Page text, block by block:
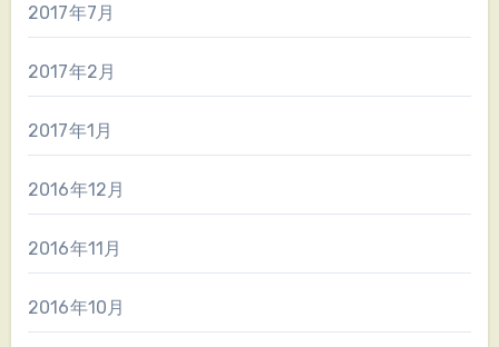
2017年7月
2017年2月
2017年1月
2016年12月
2016年11月
2016年10月